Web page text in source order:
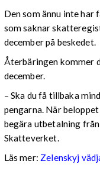
Den som ännu inte har
som saknar
december på beskedet.
Återbäringen kommer
december.
– Ska du få tillbaka
pengarna. När
begära utbetalning
Skatteverket.
Läs mer: Zelenskyj